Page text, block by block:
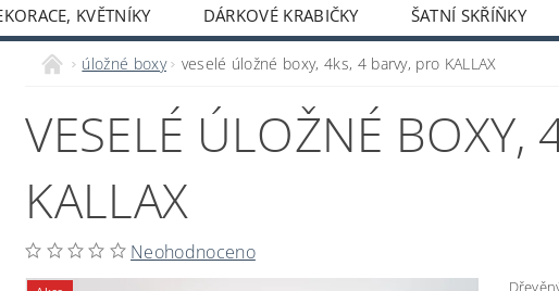
KVĚTNÍKY DÁRKOVÉ KRABIČKY ŠATNÍ SKŘÍŇKY
KLÍČE MINIBRIKETY DEKORAČNÍ OZDOBY
NÁM
úložné boxy veselé úložné boxy, 4ks, 4 barvy, pro KALLAX
VESELÉ ÚLOŽNÉ BOXY,
KALLAX
Neohodnoceno